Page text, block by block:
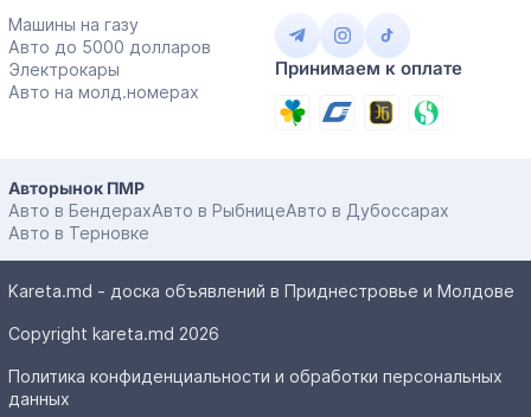
Машины на газу
Авто до 5000 долларов
Электрокары
Авто на молд.номерах
Принимаем к оплате
Авторынок ПМР
Авто в БендерахАвто в РыбницеАвто в Дубоссарах
Авто в Терновке
Kareta.md - доска объявлений в Приднестровье и Молдове
Copyright kareta.md 2026
Политика конфиденциальности и обработки персональных
данных